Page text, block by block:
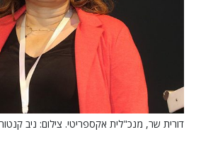
דורית שר, מנכ"לית אקספריטי. צילום: ניב קנטור